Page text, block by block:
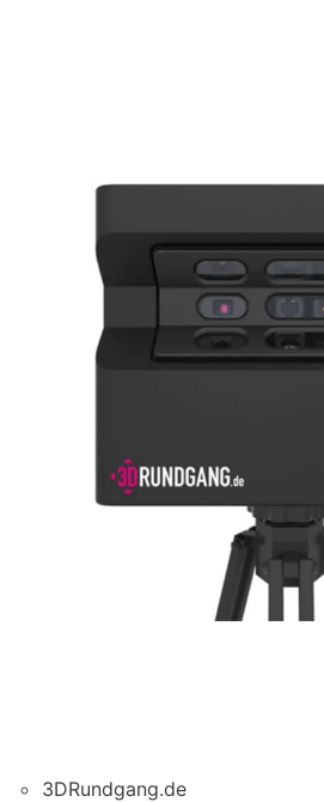
3DRundgang.de